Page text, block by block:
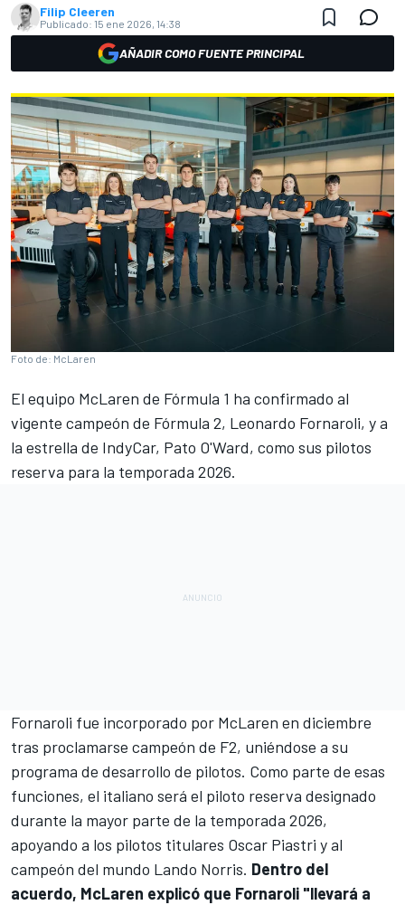
Filip Cleeren
Publicado: 15 ene 2026, 14:38
AÑADIR COMO FUENTE PRINCIPAL
Foto de: McLaren
El equipo McLaren de Fórmula 1 ha confirmado al
vigente campeón de Fórmula 2, Leonardo Fornaroli, y a
la estrella de IndyCar, Pato O'Ward, como sus pilotos
reserva para la temporada 2026.
Fornaroli fue incorporado por McLaren en diciembre
tras proclamarse campeón de F2, uniéndose a su
programa de desarrollo de pilotos. Como parte de esas
funciones, el italiano será el piloto reserva designado
durante la mayor parte de la temporada 2026,
apoyando a los pilotos titulares Oscar Piastri y al
campeón del mundo Lando Norris. Dentro del
acuerdo, McLaren explicó que Fornaroli "llevará a